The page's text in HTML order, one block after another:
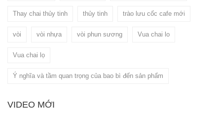
Thay chai thủy tinh thủy tinh trào lưu cốc cafe mới
vòi vòi nhựa vòi phun sương Vua chai lo
Vua chai lọ
Ý nghĩa và tầm quan trọng của bao bì đến sản phẩm
VIDEO MỚI